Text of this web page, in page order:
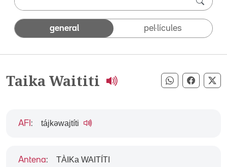
general pel·lícules
Taika Waititi Compartir
AFI : tájkəwajtíti
Antena: TÀIKa WAITÍTI